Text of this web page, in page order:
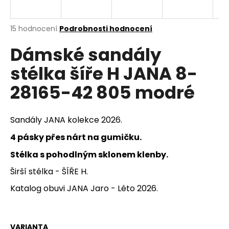
Průměrné
produktu
je
z
5
hvězdiček.
15 hodnocení Podrobnosti hodnocení
Dámské sandály
stélka šíře H JANA 8-
28165-42 805 modré
Sandály JANA kolekce 2026.
4 pásky přes nárt na gumičku.
Stélka s pohodlným sklonem klenby.
Širší stélka - ŠÍŘE H.
Katalog obuvi JANA Jaro - Léto 2026.
VARIANTA
j
t
?
HLEDAT
o
p